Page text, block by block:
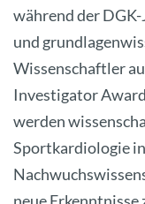
während der
und
Wissenschaftler
Investigator
werden
Sportkardiologie